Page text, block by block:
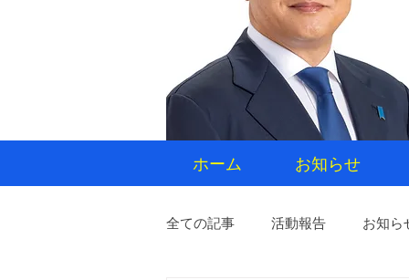
ホーム お知らせ
全ての記事 活動報告 お知ら